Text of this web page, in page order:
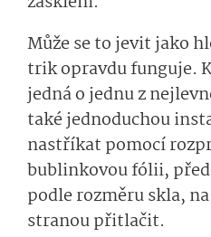
Může se to jevit jako
trik opravdu funguje.
jedná o jednuz
také jednoduchou
nastříkat pomocí
bublinkovou fólii,
podle rozměru skla,
stranou přitlačit.